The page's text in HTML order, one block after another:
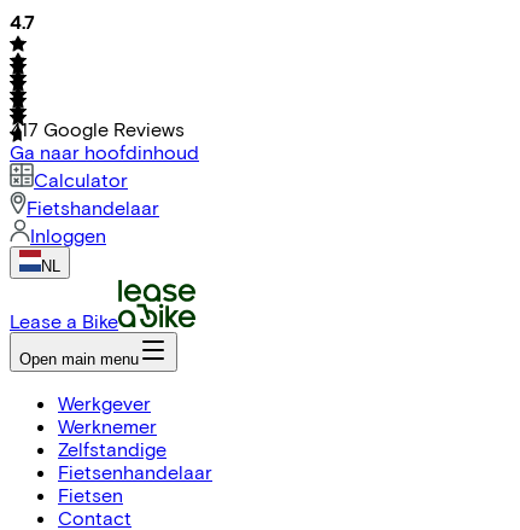
4.7
417 Google Reviews
Ga naar hoofdinhoud
Calculator
Fietshandelaar
Inloggen
NL
Lease a Bike
Open main menu
Werkgever
Werknemer
Zelfstandige
Fietsenhandelaar
Fietsen
Contact